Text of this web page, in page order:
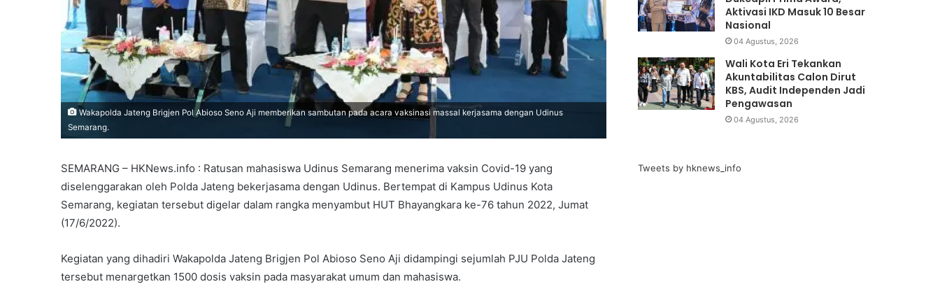
Wakapolda Jateng Brigjen Pol Abioso Seno Aji memberikan sambutan pada acara vaksinasi massal kerjasama dengan Udinus
Semarang.
SEMARANG – HKNews.info : Ratusan mahasiswa Udinus Semarang menerima vaksin Covid-19 yang
diselenggarakan oleh Polda Jateng bekerjasama dengan Udinus. Bertempat di Kampus Udinus Kota
Semarang, kegiatan tersebut digelar dalam rangka menyambut HUT Bhayangkara ke-76 tahun 2022, Jumat
(17/6/2022).
Kegiatan yang dihadiri Wakapolda Jateng Brigjen Pol Abioso Seno Aji didampingi sejumlah PJU Polda Jateng
tersebut menargetkan 1500 dosis vaksin pada masyarakat umum dan mahasiswa.
Aktivasi IKD Masuk 10 Besar
Nasional
04 Agustus, 2026
Wali Kota Eri Tekankan
Akuntabilitas Calon Dirut
KBS, Audit Independen Jadi
Pengawasan
04 Agustus, 2026
Tweets by hknews_info